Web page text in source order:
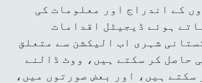
کے اندراج اور معلومات کی
ہوئے ڈیجیٹل اقدامات
شہری اب الیکشن سے متعلق
حاصل کر سکتے ہیں، ووٹ ڈالنے
سکتے ہیں، اور بعض صورتوں میں،